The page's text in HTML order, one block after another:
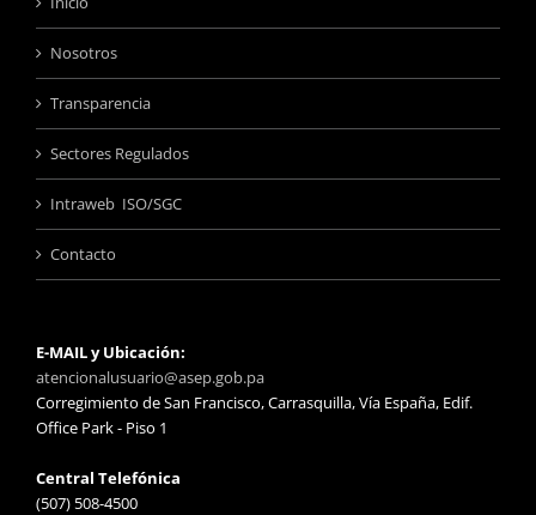
Nosotros
Transparencia
Sectores Regulados
Intraweb ISO/SGC
Contacto
E-MAIL y Ubicación:
atencionalusuario@asep.gob.pa
Corregimiento de San Francisco, Carrasquilla, Vía España, Edif.
Office Park - Piso 1
Central Telefónica
(507) 508-4500